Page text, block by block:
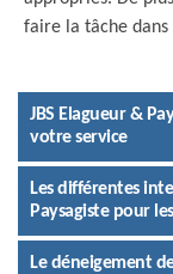
faire la tâche
JBS Elagueur &
votre service
Les différentes
Paysagiste pour
Le déneigement